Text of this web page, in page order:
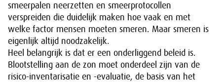
smeerpalen neerzetten en smeerprotocollen
verspreiden die duidelijk maken hoe vaak en met
welke factor mensen moeten smeren. Maar smeren is
eigenlijk altijd noodzakelijk.
Heel belangrijk is dat er een onderliggend beleid is.
Blootstelling aan de zon moet onderdeel zijn van de
risico-inventarisatie en -evaluatie, de basis van het